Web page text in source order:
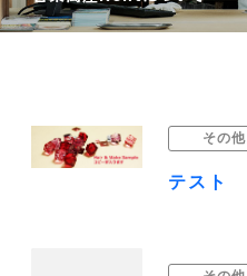
その他
テスト